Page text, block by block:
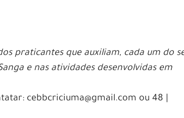
praticantes que auxiliam, cada um do
e nas atividades desenvolvidas em
cebbcriciuma@gmail.com ou 48 |